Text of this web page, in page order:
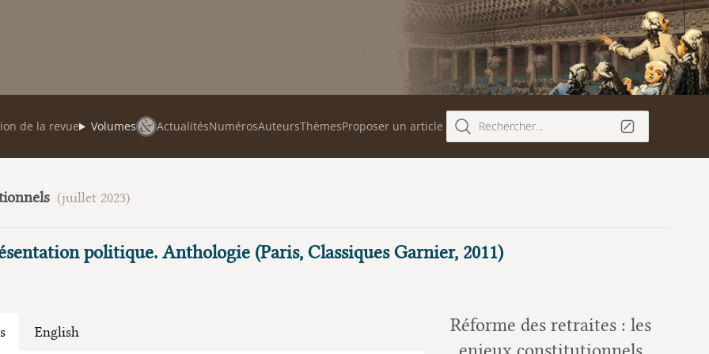
de la revue Volumes ActualitésNumérosAuteursThèmesProposer un article Rechercher...
(juillet 2023)
politique. Anthologie (Paris, Classiques Garnier, 2011)
English
Réforme des retraites : les